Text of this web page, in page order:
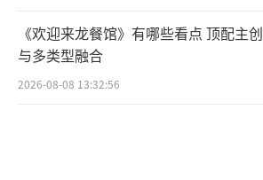
《欢迎来龙餐馆》有哪些看点 顶配主创
与多类型融合
2026-08-08 13:32:56